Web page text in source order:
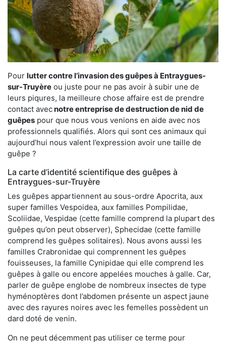
Pour lutter contre l’invasion des guêpes à Entraygues-
sur-Truyère ou juste pour ne pas avoir à subir une de
leurs piqures, la meilleure chose affaire est de prendre
contact avecnotre entreprise de destruction de nid de
guêpes pour que nous vous venions en aide avec nos
professionnels qualifiés. Alors qui sont ces animaux qui
aujourd’hui nous valent l’expression avoir une taille de
guêpe ?
La carte d’identité scientifique des guêpes à
Entraygues-sur-Truyère
Les guêpes appartiennent au sous-ordre Apocrita, aux
super familles Vespoidea, aux familles Pompilidae,
Scoliidae, Vespidae (cette famille comprend la plupart des
guêpes qu’on peut observer), Sphecidae (cette famille
comprend les guêpes solitaires). Nous avons aussi les
familles Crabronidae qui comprennent les guêpes
fouisseuses, la famille Cynipidae qui elle comprend les
guêpes à galle ou encore appelées mouches à galle. Car,
parler de guêpe englobe de nombreux insectes de type
hyménoptères dont l’abdomen présente un aspect jaune
avec des rayures noires avec les femelles possèdent un
dard doté de venin.
On ne peut décemment pas utiliser ce terme pour